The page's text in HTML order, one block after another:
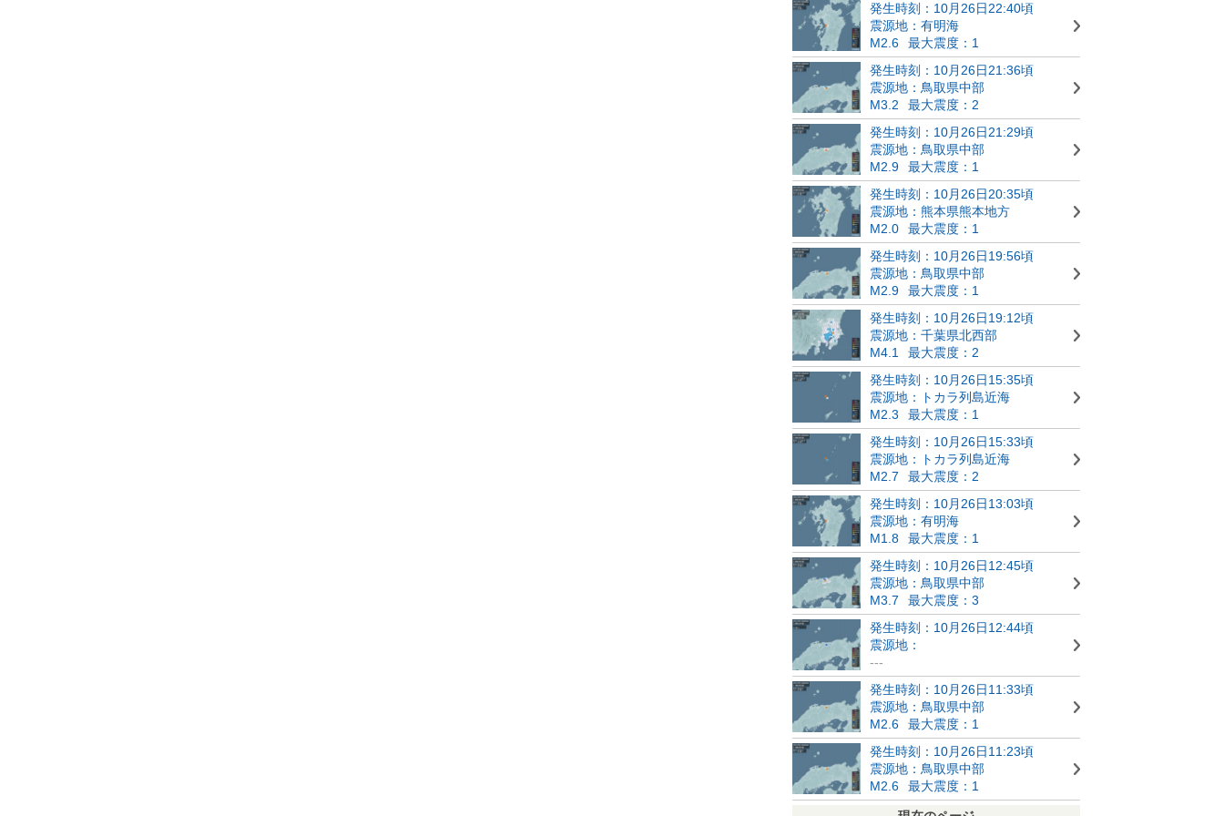
発生時刻：10月26日22:40頃
震源地：有明海
M2.6
最大震度：1
発生時刻：10月26日21:36頃
震源地：鳥取県中部
M3.2
最大震度：2
発生時刻：10月26日21:29頃
震源地：鳥取県中部
M2.9
最大震度：1
発生時刻：10月26日20:35頃
震源地：熊本県熊本地方
M2.0
最大震度：1
発生時刻：10月26日19:56頃
震源地：鳥取県中部
M2.9
最大震度：1
発生時刻：10月26日19:12頃
震源地：千葉県北西部
M4.1
最大震度：2
発生時刻：10月26日15:35頃
震源地：トカラ列島近海
M2.3
最大震度：1
発生時刻：10月26日15:33頃
震源地：トカラ列島近海
M2.7
最大震度：2
発生時刻：10月26日13:03頃
震源地：有明海
M1.8
最大震度：1
発生時刻：10月26日12:45頃
震源地：鳥取県中部
M3.7
最大震度：3
発生時刻：10月26日12:44頃
震源地：
---
発生時刻：10月26日11:33頃
震源地：鳥取県中部
M2.6
最大震度：1
発生時刻：10月26日11:23頃
震源地：鳥取県中部
M2.6
最大震度：1